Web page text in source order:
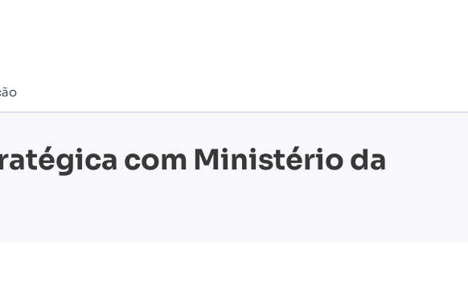
com Ministério da